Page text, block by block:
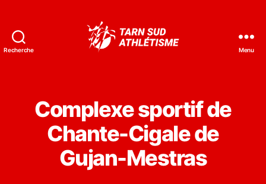
Recherche Menu
Complexe sportif de
Chante-Cigale de
Gujan-Mestras